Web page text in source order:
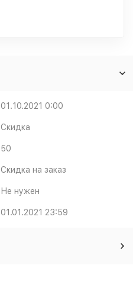
01.10.2021 0:00
Скидка
50
Скидка на заказ
Не нужен
01.01.2021 23:59